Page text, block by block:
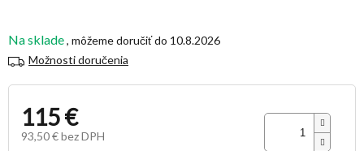
Na sklade
10.8.2026
Možnosti doručenia
115 €
93,50 € bez DPH